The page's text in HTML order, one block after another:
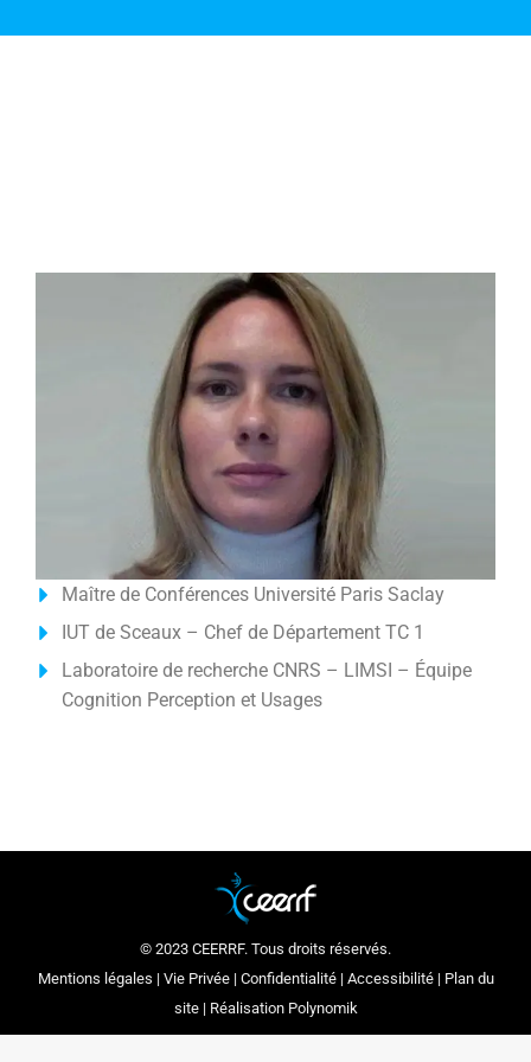
Maître de Conférences Université Paris Saclay
IUT de Sceaux – Chef de Département TC 1
Laboratoire de recherche CNRS – LIMSI – Équipe
Cognition Perception et Usages
© 2023 CEERRF. Tous droits réservés.
Mentions légales | Vie Privée| Confidentialité| Accessibilité| Plan du
site| Réalisation Polynomik